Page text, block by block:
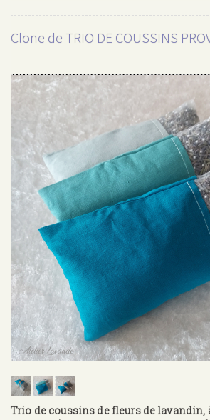
TRIO
COUSSINS
Clone de TRIO DE COUSSINS
Trio de coussins de fleurs de lavandin,